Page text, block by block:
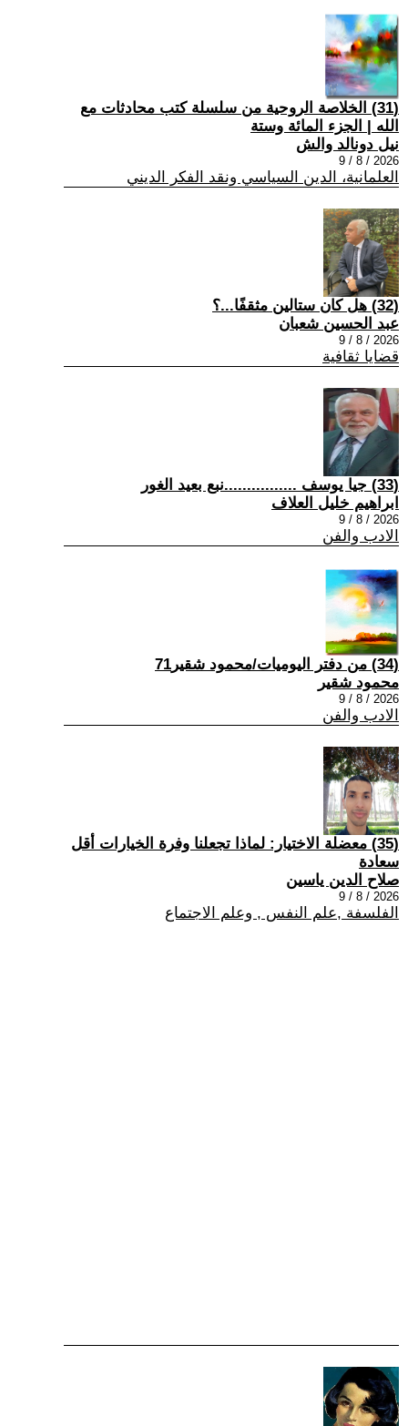
(31) الخلاصة الروحية من سلسلة كتب محادثات مع
الله | الجزء المائة وستة
نيل دونالد والش
2026 / 8 / 9
العلمانية، الدين السياسي ونقد الفكر الديني
(32) هل كان ستالين مثقفًا...؟
عبد الحسين شعبان
2026 / 8 / 9
قضايا ثقافية
(33) جيا يوسف ................نبع بعيد الغور
ابراهيم خليل العلاف
2026 / 8 / 9
الادب والفن
(34) من دفتر اليوميات/محمود شقير71
محمود شقير
2026 / 8 / 9
الادب والفن
(35) معضلة الاختيار: لماذا تجعلنا وفرة الخيارات أقل
سعادة
صلاح الدين ياسين
2026 / 8 / 9
الفلسفة ,علم النفس , وعلم الاجتماع